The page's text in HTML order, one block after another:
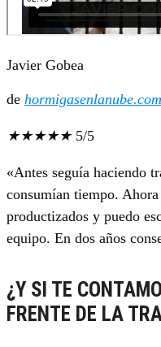
Javier Gobea
de hormigasenlanube.com
★★★★★ 5/5
«Antes seguía haciendo
consumían tiempo.
productizados y puedo
equipo. En dos años
¿Y SI TE
FRENTE DE LA